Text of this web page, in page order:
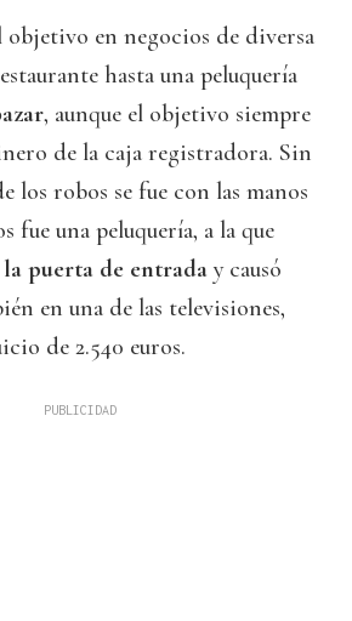
objetivo en negocios de diversa
hasta una peluquería
, aunque el objetivo siempre
de la caja registradora. Sin
los robos se fue con las manos
fue una peluquería, a la que
puerta de entrada y causó
en una de las televisiones,
de 2.540 euros.